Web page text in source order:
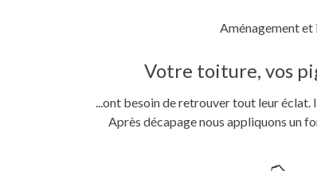
Aménagement
Votre toiture, vos
...ont besoin de retrouver tout leur
Après décapage nous appliquons un